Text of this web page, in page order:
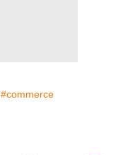
#commerce